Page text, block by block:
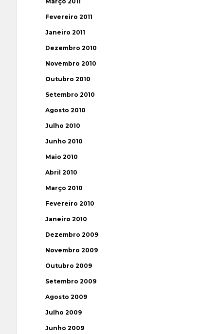
Fevereiro 2011
Janeiro 2011
Dezembro 2010
Novembro 2010
Outubro 2010
Setembro 2010
Agosto 2010
Julho 2010
Junho 2010
Maio 2010
Abril 2010
Março 2010
Fevereiro 2010
Janeiro 2010
Dezembro 2009
Novembro 2009
Outubro 2009
Setembro 2009
Agosto 2009
Julho 2009
Junho 2009